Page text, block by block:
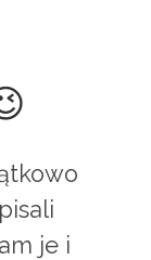
je i